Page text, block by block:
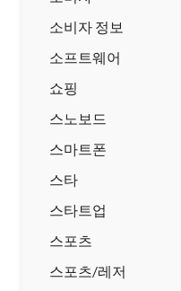
소비자 정보
소프트웨어
쇼핑
스노보드
스마트폰
스타
스타트업
스포츠
스포츠/레저